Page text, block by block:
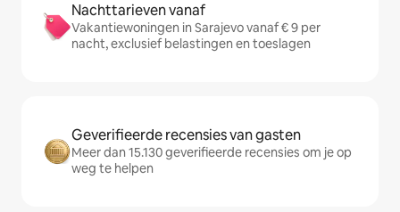
Nachttarieven vanaf
Vakantiewoningen in Sarajevo vanaf € 9 per
nacht, exclusief belastingen en toeslagen
Geverifieerde recensies van gasten
Meer dan 15.130 geverifieerde recensies om je op
weg te helpen